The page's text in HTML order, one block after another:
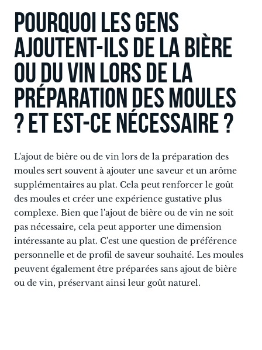
Pourquoi les gens
ajoutent-ils de la bière
ou du vin lors de la
préparation des moules
? Et est-ce nécessaire ?
L'ajout de bière ou de vin lors de la préparation des
moules sert souvent à ajouter une saveur et un arôme
supplémentaires au plat. Cela peut renforcer le goût
des moules et créer une expérience gustative plus
complexe. Bien que l'ajout de bière ou de vin ne soit
pas nécessaire, cela peut apporter une dimension
intéressante au plat. C'est une question de préférence
personnelle et de profil de saveur souhaité. Les moules
peuvent également être préparées sans ajout de bière
ou de vin, préservant ainsi leur goût naturel.